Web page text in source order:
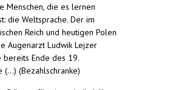
Menschen, die es lernen
die Weltsprache. Der im
Reich und heutigen Polen
Augenarzt Ludwik Lejzer
bereits Ende des 19.
(...) (Bezahlschranke)